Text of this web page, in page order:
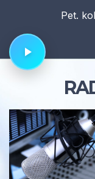
content
Pet.